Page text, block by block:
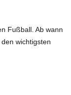
Fußball. Ab wann
den wichtigsten